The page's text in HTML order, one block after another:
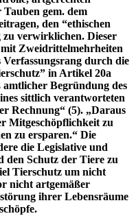
gem. dem
den “ethischen
verwirklichen. Dieser
Zweidrittelmehrheiten
Verfassungsrang durch die
in Artikel 20a
amtlicher Begründung des
sittlich verantworteten
Rechnung“ (5). „Daraus
Mitgeschöpflichkeit zu
zu ersparen.“ Die
die Legislative und
den Schutz der Tiere zu
Tierschutz um nicht
nicht artgemäßer
ihrer Lebensräume